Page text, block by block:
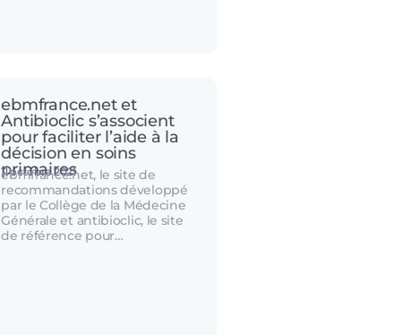
ebmfrance.net et
Antibioclic s’associent
pour faciliter l’aide à la
décision en soins
primaires
11 octobre 2021
ebmfrance.net, le site de
recommandations développé
par le Collège de la Médecine
Générale et antibioclic, le site
de référence pour…